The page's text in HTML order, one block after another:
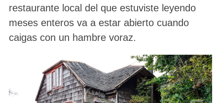
restaurante local del que estuviste leyendo
meses enteros va a estar abierto cuando
caigas con un hambre voraz.